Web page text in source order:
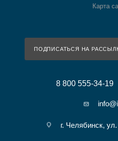
Карта
ПОДПИСАТЬСЯ НА
8 800 555-34-19
г. Челябинск,